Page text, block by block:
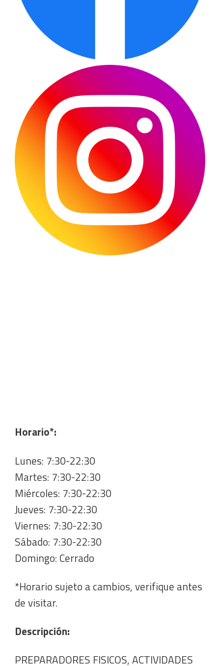
Horario*:
Lunes: 7:30-22:30
Martes: 7:30-22:30
Miércoles: 7:30-22:30
Jueves: 7:30-22:30
Viernes: 7:30-22:30
Sábado: 7:30-22:30
Domingo: Cerrado
*Horario sujeto a cambios, verifique antes
de visitar.
Descripción:
PREPARADORES FISICOS, ACTIVIDADES